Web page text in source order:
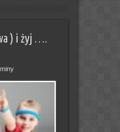
) i żyj ….